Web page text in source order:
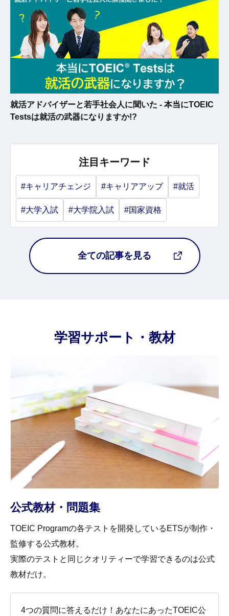
就活アドバイザーと若手社会人に聞いた - 本当にTOEIC
Testsは就活の武器になりますか!?
注目キーワード
#キャリアチェンジ #キャリアアップ #就活
#大学入試 #大学院入試 #国家資格
全ての記事を見る
学習サポート・教材
公式教材・問題集
TOEIC Programの各テストを開発しているETSが制作・
監修する公式教材。
実際のテストと同じクオリティーで学習できるのは公式
教材だけ。
4つの質問に答えるだけ！あなたにあったTOEIC公